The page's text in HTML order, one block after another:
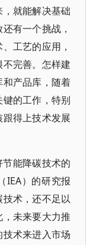
就能解决基础
有一个挑战，
工艺的应用，
完善。怎样建
产品库，随着
的工作，特别
得上技术发展
能降碳技术的
IEA）的研究报
术，还不足以
未来要大力推
术来进入市场